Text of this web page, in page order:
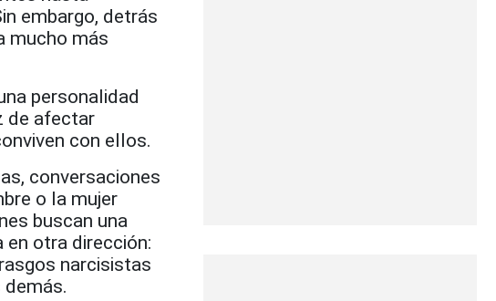
embargo, detrás
mucho más
personalidad
de afectar
con ellos.
conversaciones
o la mujer
buscan una
en otra dirección:
narcisistas